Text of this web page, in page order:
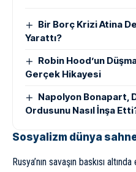
Bir Borç Krizi Atina
Yarattı?
Robin Hood’un
Gerçek Hikayesi
Napolyon Bonapart,
Ordusunu Nasıl İnşa
Sosyalizm dünya
Rusya’nın savaşın baskısı